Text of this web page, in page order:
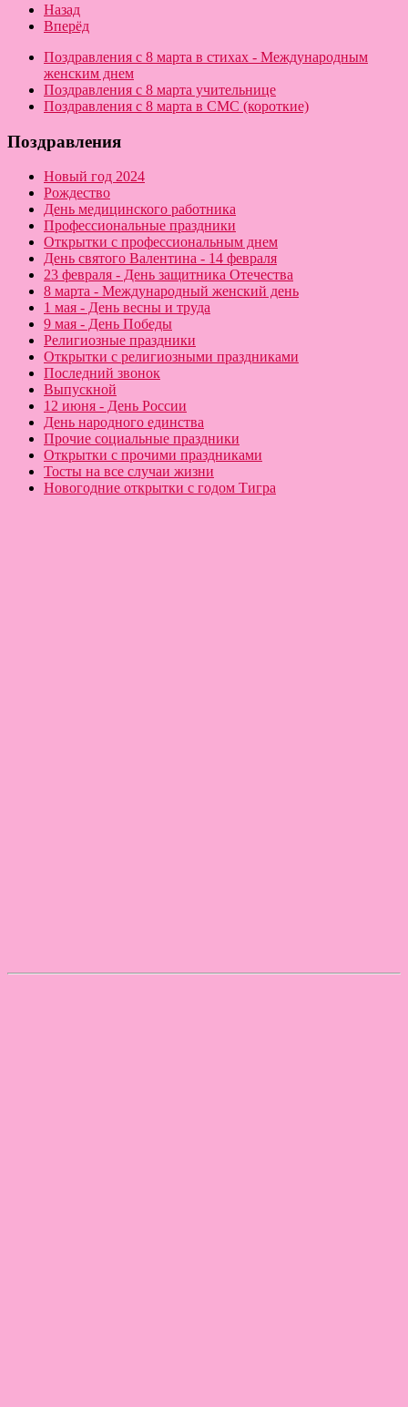
Назад
Вперёд
Поздравления с 8 марта в стихах - Международным
женским днем
Поздравления с 8 марта учительнице
Поздравления с 8 марта в СМС (короткие)
Поздравления
Новый год 2024
Рождество
День медицинского работника
Профессиональные праздники
Открытки с профессиональным днем
День святого Валентина - 14 февраля
23 февраля - День защитника Отечества
8 марта - Международный женский день
1 мая - День весны и труда
9 мая - День Победы
Религиозные праздники
Открытки с религиозными праздниками
Последний звонок
Выпускной
12 июня - День России
День народного единства
Прочие социальные праздники
Открытки с прочими праздниками
Тосты на все случаи жизни
Новогодние открытки с годом Тигра